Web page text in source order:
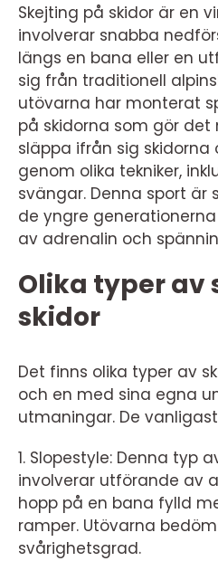
Skejting på skidor är en
involverar snabba
längs en bana eller en
sig från traditionell
utövarna har monterat
på skidorna som gör
släppa ifrån sig skidorna
genom olika tekniker,
svängar. Denna sport är
de yngre
av adrenalin och
Olika typer av
skidor
Det finns olika typer av
och en med sina egna
utmaningar. De
1. Slopestyle: Denna typ
involverar utförande av
hopp på en bana fylld
ramper. Utövarna
svårighetsgrad.